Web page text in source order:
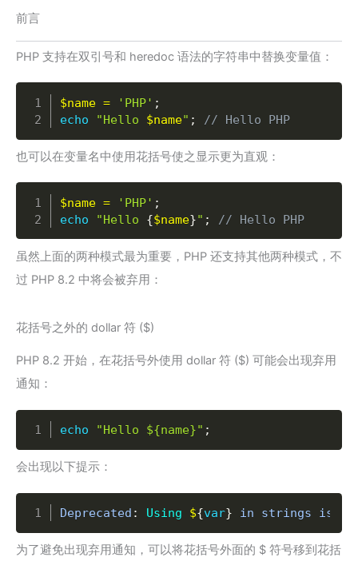
前言
PHP 支持在双引号和 heredoc 语法的字符串中替换变量值：
$name = 'PHP' ;
echo
"Hello $name" ; // Hello PHP
也可以在变量名中使用花括号使之显示更为直观：
$name = 'PHP' ;
echo
"Hello {$name}" ; // Hello PHP
虽然上面的两种模式最为重要，PHP 还支持其他两种模式，不
过 PHP 8.2 中将会被弃用：
花括号之外的 dollar 符 ($)
PHP 8.2 开始，在花括号外使用 dollar 符 ($) 可能会出现弃用
通知：
echo "Hello ${name}" ;
会出现以下提示：
Deprecated : Using ${var} in strings isCopy
为了避免出现弃用通知，可以将花括号外面的 $ 符号移到花括